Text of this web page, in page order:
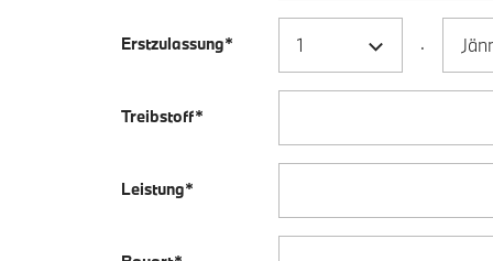
Erstzulassung* .
Treibstoff*
Leistung*